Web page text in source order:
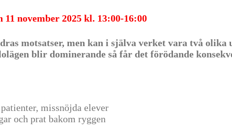
november 2025 kl. 13:00-16:00
motsatser, men kan i själva verket vara två
blir dominerande så får det förödande
missnöjda elever
och prat bakom ryggen